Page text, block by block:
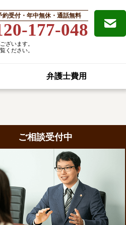
約受付・年中無休・通話無料
177-048
ざいます。
ください。
弁護士費用
ご相談受付中